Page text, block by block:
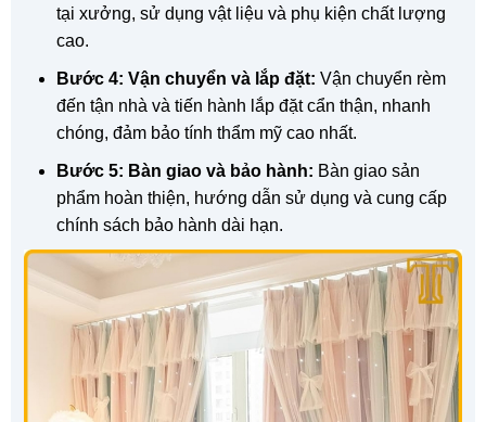
tại xưởng, sử dụng vật liệu và phụ kiện chất lượng
cao.
Bước 4: Vận chuyển và lắp đặt: Vận chuyển rèm
đến tận nhà và tiến hành lắp đặt cẩn thận, nhanh
chóng, đảm bảo tính thẩm mỹ cao nhất.
Bước 5: Bàn giao và bảo hành: Bàn giao sản
phẩm hoàn thiện, hướng dẫn sử dụng và cung cấp
chính sách bảo hành dài hạn.